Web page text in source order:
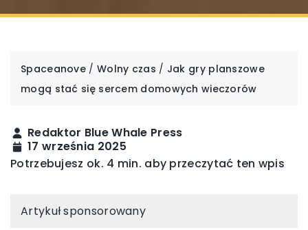
Spaceanove / Wolny czas / Jak gry planszowe
mogą stać się sercem domowych wieczorów
Redaktor Blue Whale Press
17 września 2025
Potrzebujesz ok. 4 min. aby przeczytać ten wpis
Artykuł sponsorowany